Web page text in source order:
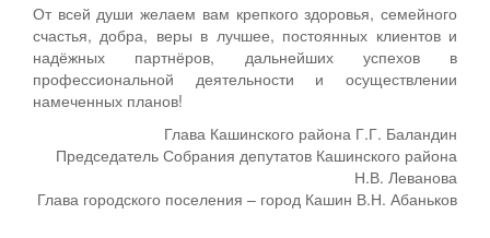
От всей души желаем вам крепкого здоровья, семейного
счастья, добра, веры в лучшее, постоянных клиентов и
надёжных партнёров, дальнейших успехов в
профессиональной деятельности и осуществлении
намеченных планов!
Глава Кашинского района Г.Г. Баландин
Председатель Собрания депутатов Кашинского района
Н.В. Леванова
Глава городского поселения – город Кашин В.Н. Абаньков